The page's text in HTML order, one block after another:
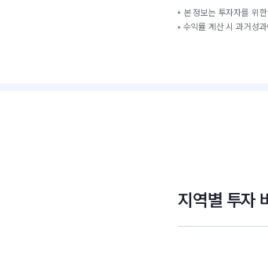
본 정보는 투자자를 위
수익률 계산 시 과거성
지역별 투자